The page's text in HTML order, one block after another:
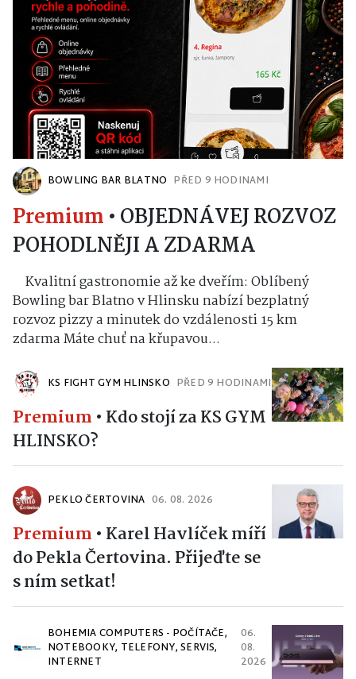
BOWLING BAR BLATNO PŘED 9 HODINAMI
Premium • OBJEDNÁVEJ ROZVOZ
POHODLNĚJI A ZDARMA
Kvalitní gastronomie až ke dveřím: Oblíbený
Bowling bar Blatno v Hlinsku nabízí bezplatný
rozvoz pizzy a minutek do vzdálenosti 15 km
zdarma Máte chuť na křupavou...
KS FIGHT GYM HLINSKO PŘED 9 HODINAMI
Premium • Kdo stojí za KS GYM
HLINSKO?
PEKLO ČERTOVINA 06. 08. 2026
Premium • Karel Havlíček míří
do Pekla Čertovina. Přijeďte se
s ním setkat!
BOHEMIA COMPUTERS - POČÍTAČE,
NOTEBOOKY, TELEFONY, SERVIS,
INTERNET
06.
08.
2026